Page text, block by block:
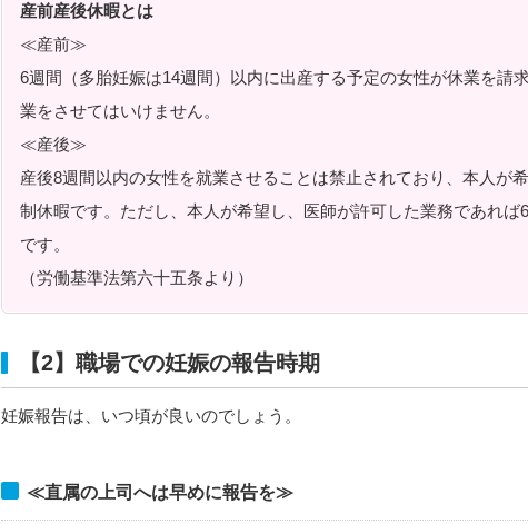
産前産後休暇とは
≪産前≫
6週間（多胎妊娠は14週間）以内に出産する予定の女性が休業を請
業をさせてはいけません。
≪産後≫
産後8週間以内の女性を就業させることは禁止されており、本人が
制休暇です。ただし、本人が希望し、医師が許可した業務であれば
です。
（労働基準法第六十五条より）
【2】職場での妊娠の報告時期
妊娠報告は、いつ頃が良いのでしょう。
≪直属の上司へは早めに報告を≫